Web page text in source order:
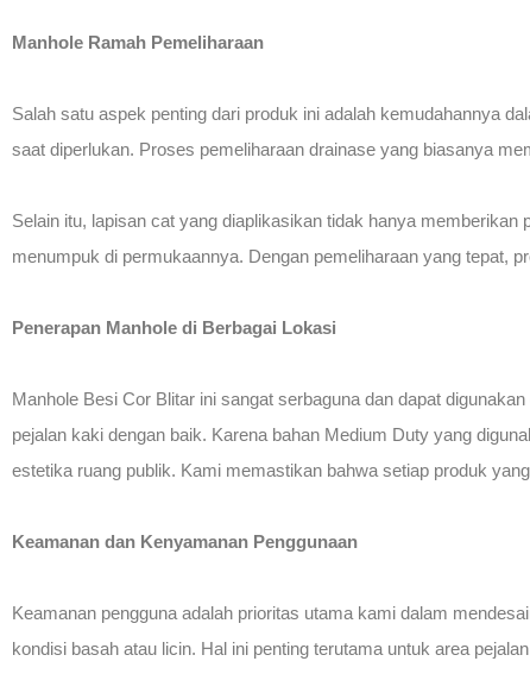
Manhole Ramah Pemeliharaan
Salah satu aspek penting dari produk ini adalah kemudahannya
saat diperlukan. Proses pemeliharaan drainase yang biasanya
Selain itu, lapisan cat yang diaplikasikan tidak hanya
menumpuk di permukaannya. Dengan pemeliharaan yang tepat,
Penerapan Manhole di Berbagai Lokasi
Manhole Besi Cor Blitar ini sangat serbaguna dan dapat
pejalan kaki dengan baik. Karena bahan Medium Duty yang
estetika ruang publik. Kami memastikan bahwa setiap produk
Keamanan dan Kenyamanan Penggunaan
Keamanan pengguna adalah prioritas utama kami dalam
kondisi basah atau licin. Hal ini penting terutama untuk area